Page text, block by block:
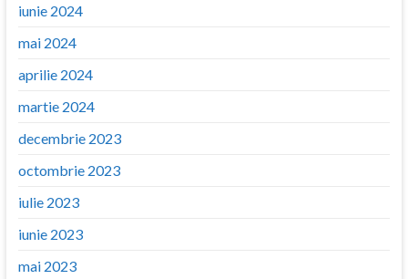
iunie 2024
mai 2024
aprilie 2024
martie 2024
decembrie 2023
octombrie 2023
iulie 2023
iunie 2023
mai 2023